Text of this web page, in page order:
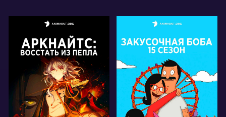
17159
53 31
15559
78 30